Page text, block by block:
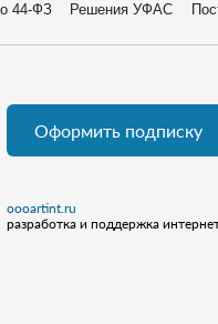
44-ФЗ Решения УФАС
Оформить подписку
oooartint.ru
разработка и поддержка